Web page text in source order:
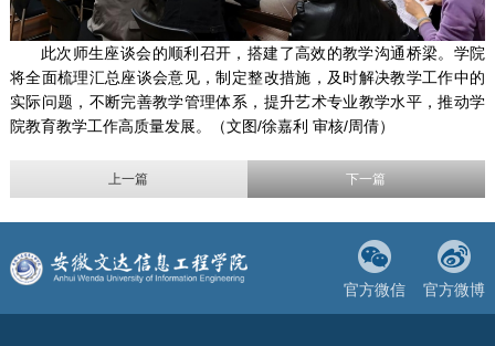
此次师生座谈会的顺利召开，搭建了高效的教学沟通桥梁。学院
将全面梳理汇总座谈会意见，制定整改措施，及时解决教学工作中的
实际问题，不断完善教学管理体系，提升艺术专业教学水平，推动学
院教育教学工作高质量发展。（文图/徐嘉利 审核/周倩）
上一篇 下一篇
官方微信 官方微博